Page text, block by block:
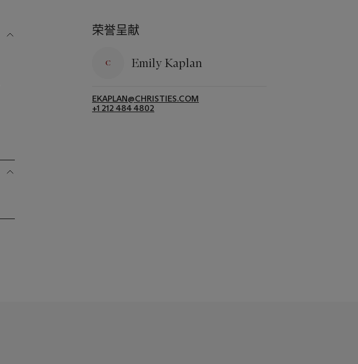
荣誉呈献
Emily Kaplan
EKAPLAN@CHRISTIES.COM
+1 212 484 4802